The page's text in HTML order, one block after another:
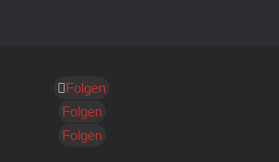
Folgen
Folgen
Folgen
Kundenbewertungen und Erfahrungen zu
SEHR GUT